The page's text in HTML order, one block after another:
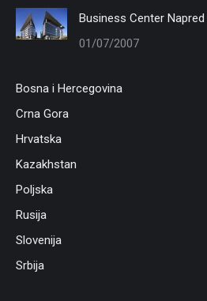
Business Center Napred
01/07/2007
Bosna i Hercegovina
Crna Gora
Hrvatska
Kazakhstan
Poljska
Rusija
Slovenija
Srbija